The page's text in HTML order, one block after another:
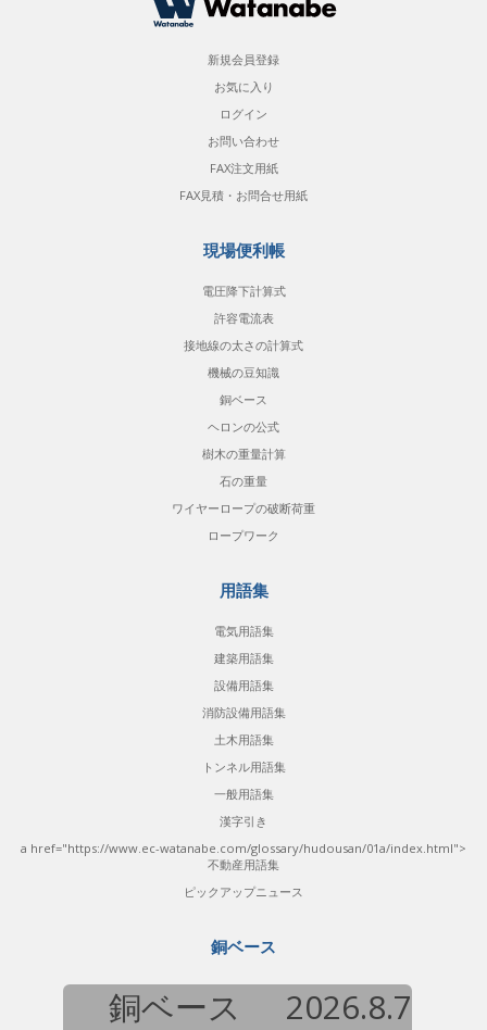
新規会員登録
お気に入り
ログイン
お問い合わせ
FAX注文用紙
FAX見積・お問合せ用紙
現場便利帳
電圧降下計算式
許容電流表
接地線の太さの計算式
機械の豆知識
銅ベース
ヘロンの公式
樹木の重量計算
石の重量
ワイヤーロープの破断荷重
ロープワーク
用語集
電気用語集
建築用語集
設備用語集
消防設備用語集
土木用語集
トンネル用語集
一般用語集
漢字引き
a href="https://www.ec-watanabe.com/glossary/hudousan/01a/index.html">
不動産用語集
ピックアップニュース
銅ベース
銅ベース 2026.8.7